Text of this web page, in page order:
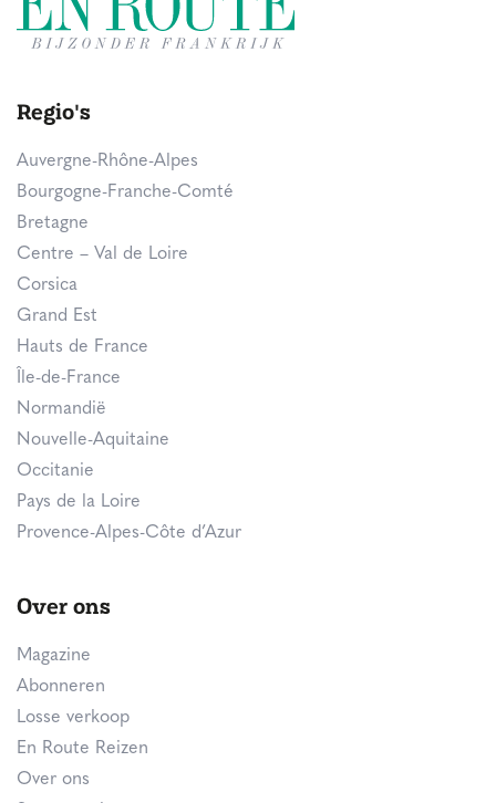
Regio's
Auvergne-Rhône-Alpes
Bourgogne-Franche-Comté
Bretagne
Centre – Val de Loire
Corsica
Grand Est
Hauts de France
Île-de-France
Normandië
Nouvelle-Aquitaine
Occitanie
Pays de la Loire
Provence-Alpes-Côte d’Azur
Over ons
Magazine
Abonneren
Losse verkoop
En Route Reizen
Over ons